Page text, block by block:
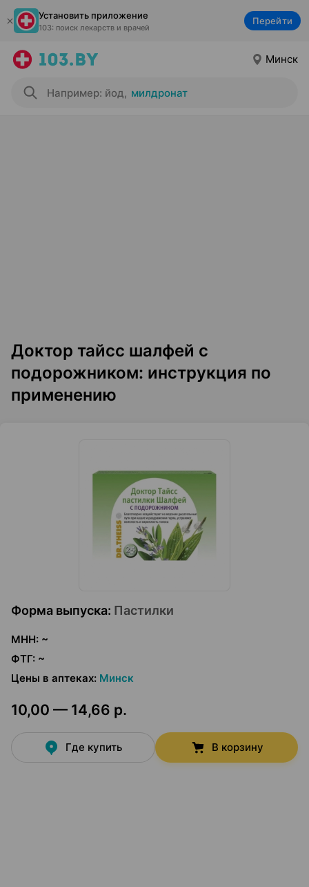
Установить приложение
103: поиск лекарств и врачей
Перейти
Минск
Например: йод, милдронат
Доктор тайсс шалфей с
подорожником: инструкция по
применению
Форма выпуска: Пастилки
МНН: ~
ФТГ: ~
Цены в аптеках: Минск
10,00 — 14,66 р.
Где купить В корзину